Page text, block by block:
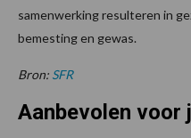
samenwerking resulteren in
bemesting en gewas.
Bron: SFR
Aanbevolen voor